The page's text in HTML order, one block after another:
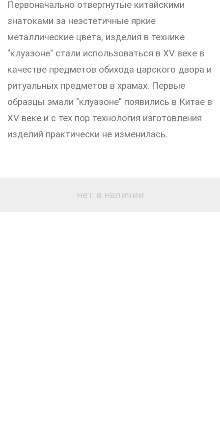
Первоначально отвергнутые китайскими
знатоками за неэстетичные яркие
металлические цвета, изделия в технике
"клуазоне" стали использоваться в XV веке в
качестве предметов обихода царского двора и
ритуальных предметов в храмах. Первые
образцы эмали "клуазоне" появились в Китае в
XV веке и с тех пор технология изготовления
изделий практически не изменилась.
нет в наличии